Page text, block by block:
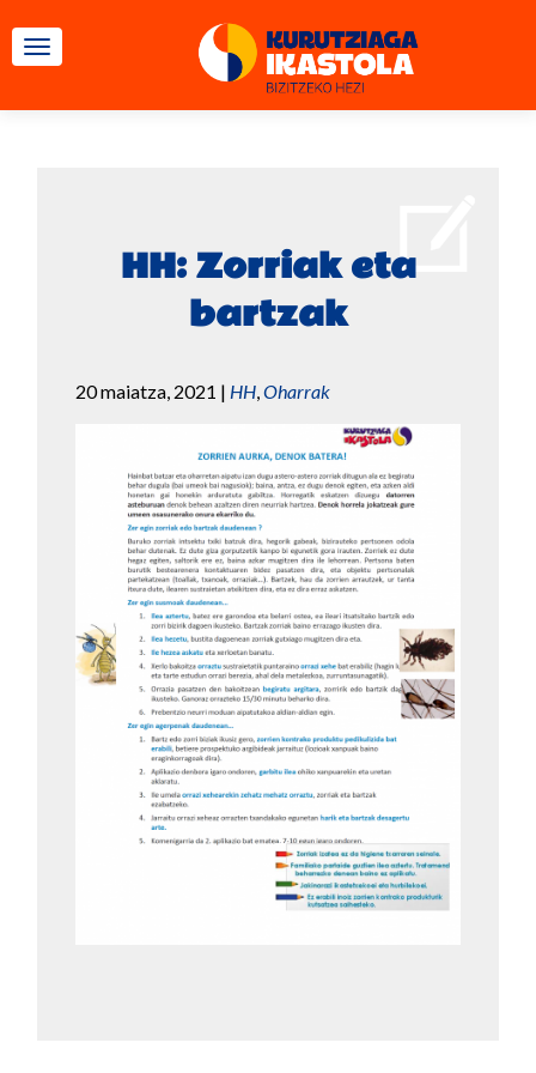
TOGGLE NAVIGATION
HH: Zorriak eta
bartzak
20 maiatza, 2021 | HH,Oharrak